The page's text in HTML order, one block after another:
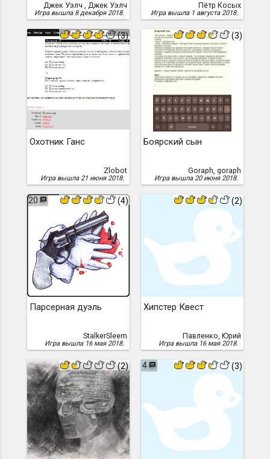
Джек Уэлч , Джек Уэлч
Игра вышла 8 декабря 2018.
Пётр Косых
Игра вышла 1 августа 2018.
(3)
Охотник Ганс
Zlobot
Игра вышла 21 июня 2018.
(3)
Боярский сын
Goraph, goraph
Игра вышла 20 июня 2018.
20 (4)
Парсерная дуэль
StalkerSleem
Игра вышла 16 мая 2018.
(2)
Хипстер Квест
Павленко, Юрий
Игра вышла 16 мая 2018.
(2) 4 (3)